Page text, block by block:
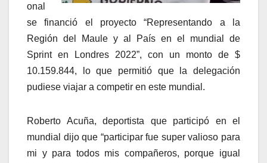
onal
se financió el proyecto “Representando a la
Región del Maule y al País en el mundial de
Sprint en Londres 2022”, con un monto de $
10.159.844, lo que permitió que la delegación
pudiese viajar a competir en este mundial.
Roberto Acuña, deportista que participó en el
mundial dijo que “participar fue super valioso para
mi y para todos mis compañeros, porque igual